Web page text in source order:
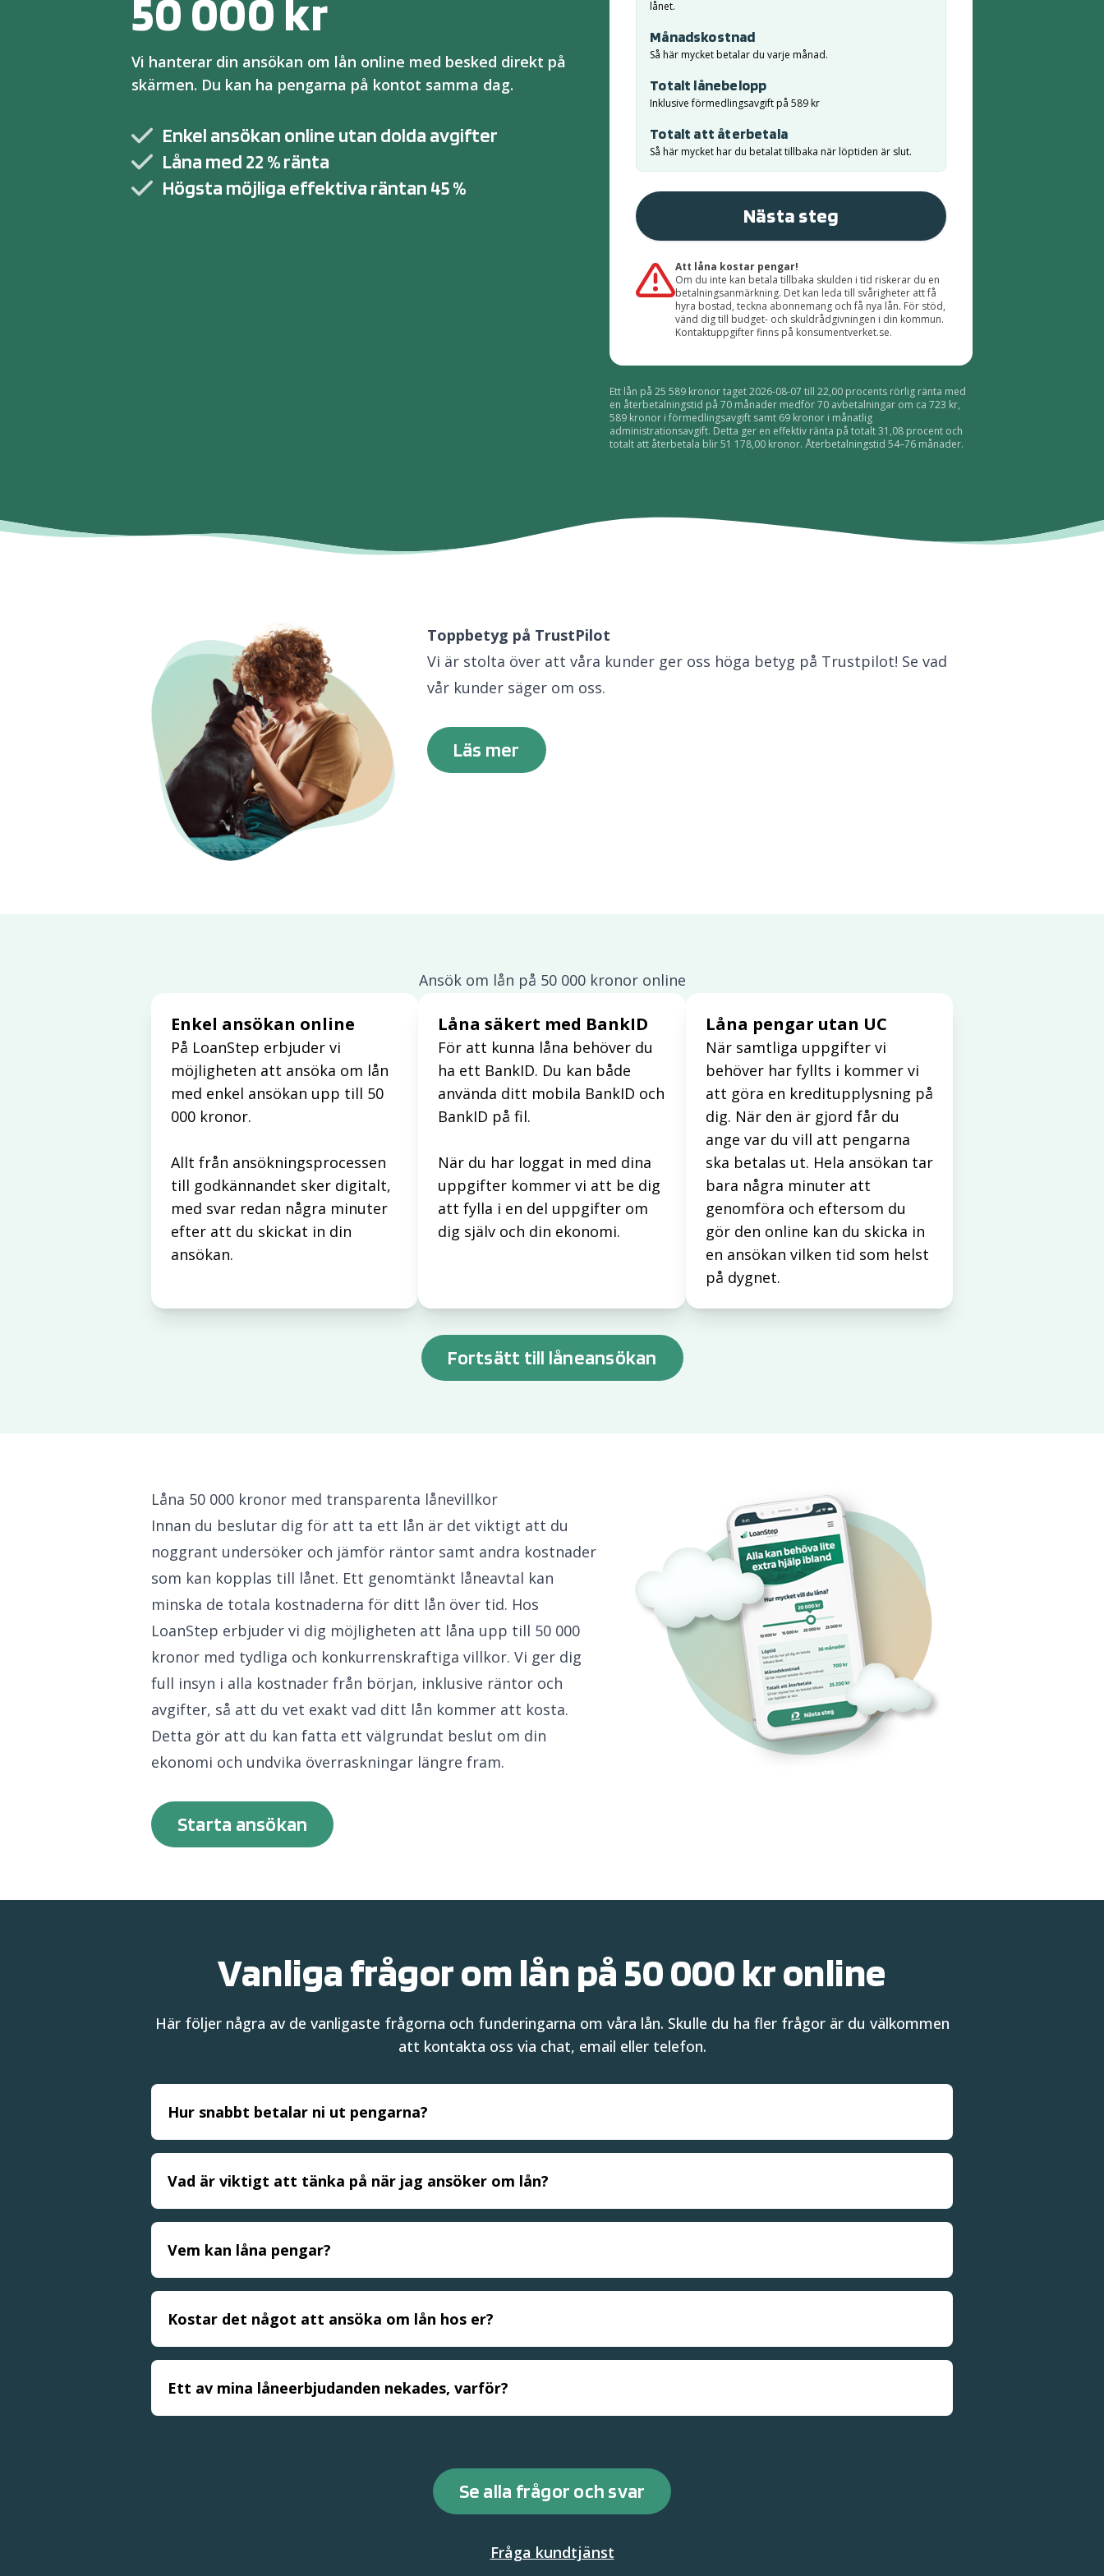
50 000 kr
Vi hanterar din ansökan om lån online med besked direkt på
skärmen. Du kan ha pengarna på kontot samma dag.
Enkel ansökan online utan dolda avgifter
Låna med 22 % ränta
Högsta möjliga effektiva räntan 45 %
lånet.
Månadskostnad
Så här mycket betalar du varje månad.
Totalt lånebelopp
Inklusive förmedlingsavgift på 589 kr
Totalt att återbetala
Så här mycket har du betalat tillbaka när löptiden är slut.
Nästa steg
Att låna kostar pengar!
Om du inte kan betala tillbaka skulden i tid riskerar du en
betalningsanmärkning. Det kan leda till svårigheter att få
hyra bostad, teckna abonnemang och få nya lån. För stöd,
vänd dig till budget- och skuldrådgivningen i din kommun.
Kontaktuppgifter finns på konsumentverket.se.
Ett lån på 25 589 kronor taget 2026-08-07 till 22,00 procents rörlig ränta med
en återbetalningstid på 70 månader medför 70 avbetalningar om ca 723 kr,
589 kronor i förmedlingsavgift samt 69 kronor i månatlig
administrationsavgift. Detta ger en effektiv ränta på totalt 31,08 procent och
totalt att återbetala blir 51 178,00 kronor. Återbetalningstid 54–76 månader.
Toppbetyg på TrustPilot
Vi är stolta över att våra kunder ger oss höga betyg på Trustpilot! Se vad
vår kunder säger om oss.
Läs mer
Ansök om lån på 50 000 kronor online
Enkel ansökan online
På LoanStep erbjuder vi
möjligheten att ansöka om lån
med enkel ansökan upp till 50
000 kronor.
Allt från ansökningsprocessen
till godkännandet sker digitalt,
med svar redan några minuter
efter att du skickat in din
ansökan.
Låna säkert med BankID
För att kunna låna behöver du
ha ett BankID. Du kan både
använda ditt mobila BankID och
BankID på fil.
När du har loggat in med dina
uppgifter kommer vi att be dig
att fylla i en del uppgifter om
dig själv och din ekonomi.
Låna pengar utan UC
När samtliga uppgifter vi
behöver har fyllts i kommer vi
att göra en kreditupplysning på
dig. När den är gjord får du
ange var du vill att pengarna
ska betalas ut. Hela ansökan tar
bara några minuter att
genomföra och eftersom du
gör den online kan du skicka in
en ansökan vilken tid som helst
på dygnet.
Fortsätt till låneansökan
Låna 50 000 kronor med transparenta lånevillkor
Innan du beslutar dig för att ta ett lån är det viktigt att du
noggrant undersöker och jämför räntor samt andra kostnader
som kan kopplas till lånet. Ett genomtänkt låneavtal kan
minska de totala kostnaderna för ditt lån över tid. Hos
LoanStep erbjuder vi dig möjligheten att låna upp till 50 000
kronor med tydliga och konkurrenskraftiga villkor. Vi ger dig
full insyn i alla kostnader från början, inklusive räntor och
avgifter, så att du vet exakt vad ditt lån kommer att kosta.
Detta gör att du kan fatta ett välgrundat beslut om din
ekonomi och undvika överraskningar längre fram.
Starta ansökan
Vanliga frågor om lån på 50 000 kr online
Här följer några av de vanligaste frågorna och funderingarna om våra lån. Skulle du ha fler frågor är du välkommen
att kontakta oss via chat, email eller telefon.
Hur snabbt betalar ni ut pengarna?
Vad är viktigt att tänka på när jag ansöker om lån?
Vem kan låna pengar?
Kostar det något att ansöka om lån hos er?
Ett av mina låneerbjudanden nekades, varför?
Se alla frågor och svar
Fråga kundtjänst